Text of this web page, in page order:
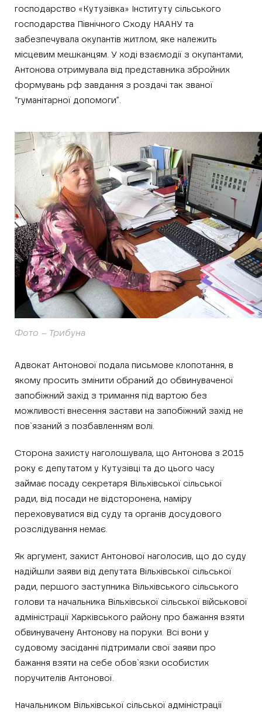
господарство «Кутузівка» Інституту сільського
господарства Північного Сходу НААНУ та
забезпечувала окупантів житлом, яке належить
місцевим мешканцям. У ході взаємодії з окупантами,
Антонова отримувала від представника збройних
формувань рф завдання з роздачі так званої
“гуманітарної допомоги”.
Фото – Трибуна
Адвокат Антонової подала письмове клопотання, в
якому просить змінити обраний до обвинуваченої
запобіжний захід з тримання під вартою без
можливості внесення застави на запобіжний захід не
пов`язаний з позбавленням волі.
Сторона захисту наголошувала, що Антонова з 2015
року є депутатом у Кутузівці та до цього часу
займає посаду секретаря Вільхівської сільської
ради, від посади не відсторонена, наміру
переховуватися від суду та органів досудового
розслідування немає.
Як аргумент, захист Антонової наголосив, що до суду
надійшли заяви від депутата Вільхівської сільської
ради, першого заступника Вільхівського сільського
голови та начальника Вільхівської сільської військової
адміністрації Харківського району про бажання взяти
обвинувачену Антонову на поруки. Всі вони у
судовому засіданні підтримали свої заяви про
бажання взяти на себе обов`язки особистих
поручителів Антонової.
Начальником Вільхівської сільської адміністрації